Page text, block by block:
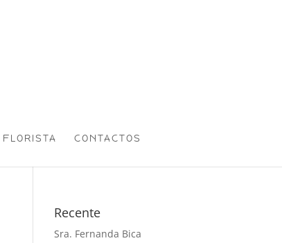
FLORISTA CONTACTOS
Recente
Sra. Fernanda Bica